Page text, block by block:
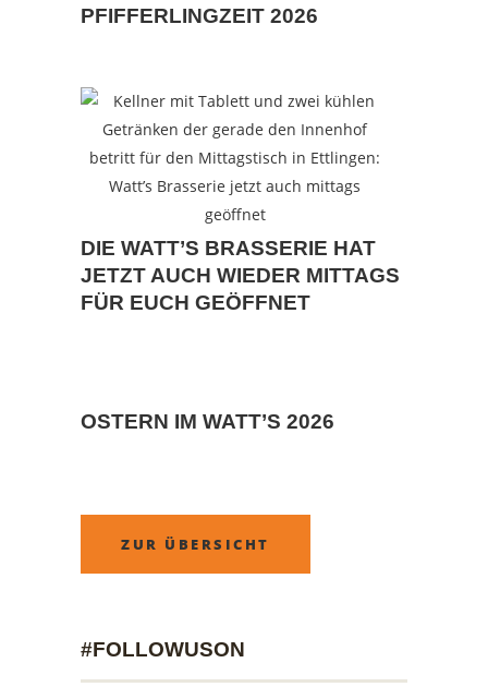
PFIFFERLINGZEIT 2026
DIE WATT’S BRASSERIE HAT
JETZT AUCH WIEDER MITTAGS
FÜR EUCH GEÖFFNET
OSTERN IM WATT’S 2026
ZUR ÜBERSICHT
#FOLLOWUSON